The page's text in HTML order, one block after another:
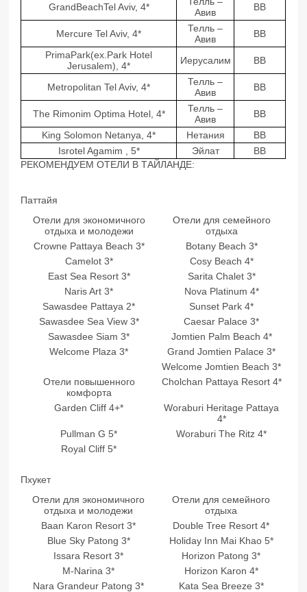
GrandBeachTel Aviv, 4*
Авив
BB
Mercure Tel Aviv, 4*
Телль –
Авив
BB
PrimaPark(ex.Park Hotel
Jerusalem), 4*
Иерусалим BB
Metropolitan Tel Aviv, 4*
Телль –
Авив
BB
The Rimonim Optima Hotel, 4*
Телль –
Авив
BB
King Solomon Netanya, 4*
Нетания
BB
Isrotel Agamim , 5*
Эйлат
BB
РЕКОМЕНДУЕМ ОТЕЛИ В ТАЙЛАНДЕ:
Паттайя
Отели для экономичного
отдыха и молодежи
Отели для семейного
отдыха
Crowne Pattaya Beach 3*
Botany Beach 3*
Camelot 3*
Cosy Beach 4*
East Sea Resort 3*
Sarita Chalet 3*
Naris Art 3*
Nova Platinum 4*
Sawasdee Pattaya 2*
Sunset Park 4*
Sawasdee Sea View 3*
Caesar Palace 3*
Sawasdee Siam 3*
Jomtien Palm Beach 4*
Welcome Plaza 3*
Grand Jomtien Palace 3*
Welcome Jomtien Beach 3*
Отели повышенного
комфорта
Cholchan Pattaya Resort 4*
Garden Cliff 4+*
Woraburi Heritage Pattaya
4*
Pullman G 5*
Woraburi The Ritz 4*
Royal Cliff 5*
Пхукет
Отели для экономичного
отдыха и молодежи
Отели для семейного
отдыха
Baan Karon Resort 3*
Double Tree Resort 4*
Blue Sky Patong 3*
Holiday Inn Mai Khao 5*
Issara Resort 3*
Horizon Patong 3*
M-Narina 3*
Horizon Karon 4*
Nara Grandeur Patong 3*
Kata Sea Breeze 3*